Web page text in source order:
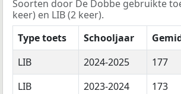
Soorten door De Dobbe gebruikte
keer) en LIB (2 keer).
Type toets
Schooljaar
LIB
2024-2025
177
LIB
2023-2024
173